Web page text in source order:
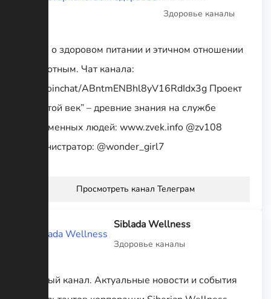
Здоровье каналы
Канал о здоровом питании и этичном отношении
к животным. Чат канала:
t.me/joinchat/ABntmENBhl8yV16RdIdx3g Проект
“Золотой век” – древние знания на службе
современных людей: www.zvek.info @zv108
Администратор: @wonder_girl7
Просмотреть канал Телеграм
Siblada Wellness
Здоровье каналы
Частный канал. Актуальные новости и события